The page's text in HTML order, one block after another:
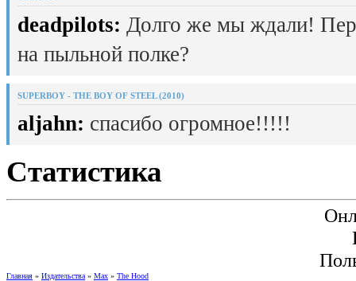
deadpilots: Долго же мы ждали!
на пыльной полке?
SUPERBOY - THE BOY OF STEEL (2010)
aljahn: спасибо огромное!!!!!
Статистика
Главная » Издательства » Max » The Hood